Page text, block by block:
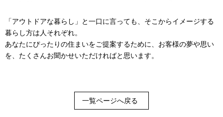
「アウトドアな暮らし」と一口に言っても、そこからイメージする
暮らし方は人それぞれ。
あなたにぴったりの住まいをご提案するために、お客様の夢や思い
を、たくさんお聞かせいただければと思います。
一覧ページへ戻る